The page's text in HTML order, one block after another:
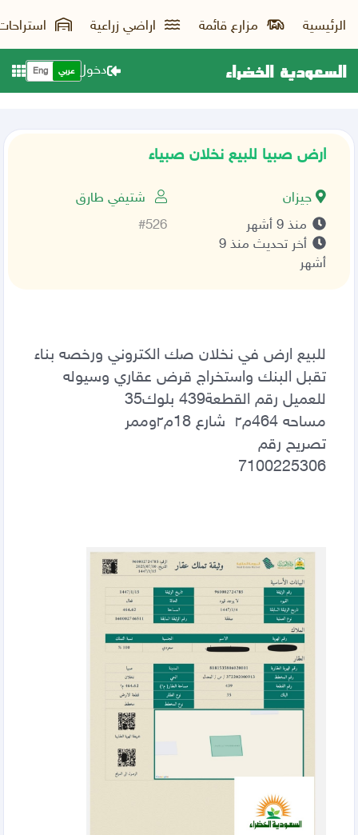
الرئيسية مزارع قائمة اراضي زراعية
السعودية الخضراء دخول عربي Eng
ارض صبيا للبيع نخلان صبياء
جيزان
منذ 9 أشهر
أخر تحديث منذ 9
أشهر
شتيفي طارق
#526
‏للبيع ارض في نخلان صك الكتروني ورخصه بناء
تقبل البنك واستخراج قرض عقاري وسيوله